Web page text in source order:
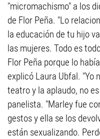
"micromachismo" a los
de Flor Peña. "Lo
la educación de tu hijo
las mujeres. Todo es
Flor Peña porque lo
explicó Laura Ubfal. "Yo
teatro y la aplaudo, no
panelista. "Marley fue
gestos y ella se los
están sexualizando.